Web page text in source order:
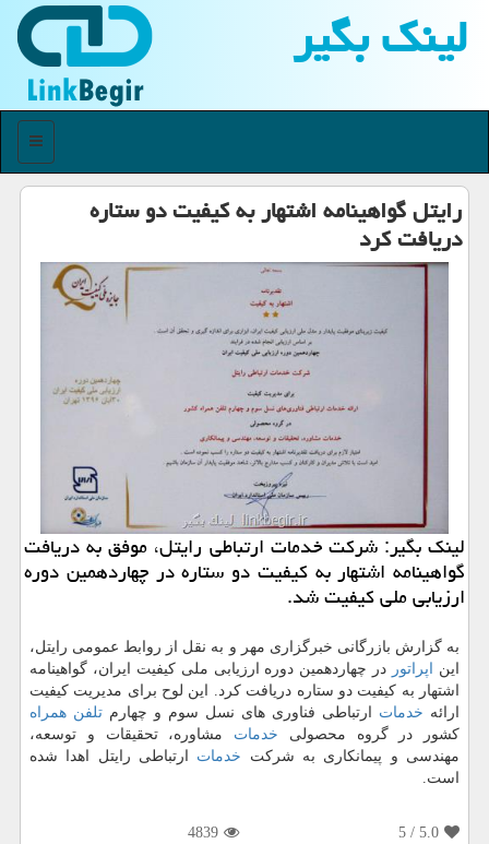
لینك بگیر
منو
رایتل گواهینامه اشتهار به كیفیت دو ستاره
دریافت كرد
لینك بگیر: شركت خدمات ارتباطی رایتل، موفق به دریافت
گواهینامه اشتهار به كیفیت دو ستاره در چهاردهمین دوره
ارزیابی ملی كیفیت شد.
به گزارش بازرگانی خبرگزاری مهر و به نقل از روابط عمومی رایتل،
این
اپراتور در چهاردهمین دوره ارزیابی ملی كیفیت ایران، گواهینامه
اشتهار به كیفیت دو ستاره دریافت كرد. این لوح برای مدیریت كیفیت
ارائه خدمات ارتباطی فناوری های نسل سوم و چهارم تلفن همراه
كشور در گروه محصولی خدمات مشاوره، تحقیقات و توسعه،
مهندسی و پیمانكاری به شركت خدمات ارتباطی رایتل اهدا شده
است.
5.0
/ 5
4839